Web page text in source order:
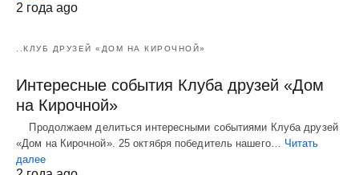
2 года ago
..КЛУБ ДРУЗЕЙ «ДОМ НА КИРОЧНОЙ»
Интересные события Клуба друзей «Дом
на Кирочной»
Продолжаем делиться интересными событиями Клуба друзей
«Дом на Кирочной». 25 октября победитель нашего… Читать
далее